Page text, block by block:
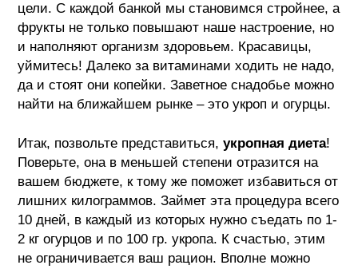
цели. С каждой банкой мы становимся стройнее, а
фрукты не только повышают наше настроение, но
и наполняют организм здоровьем. Красавицы,
уймитесь! Далеко за витаминами ходить не надо,
да и стоят они копейки. Заветное снадобье можно
найти на ближайшем рынке – это укроп и огурцы.
Итак, позвольте представиться, укропная диета!
Поверьте, она в меньшей степени отразится на
вашем бюджете, к тому же поможет избавиться от
лишних килограммов. Займет эта процедура всего
10 дней, в каждый из которых нужно съедать по 1-
2 кг огурцов и по 100 гр. укропа. К счастью, этим
не ограничивается ваш рацион. Вполне можно